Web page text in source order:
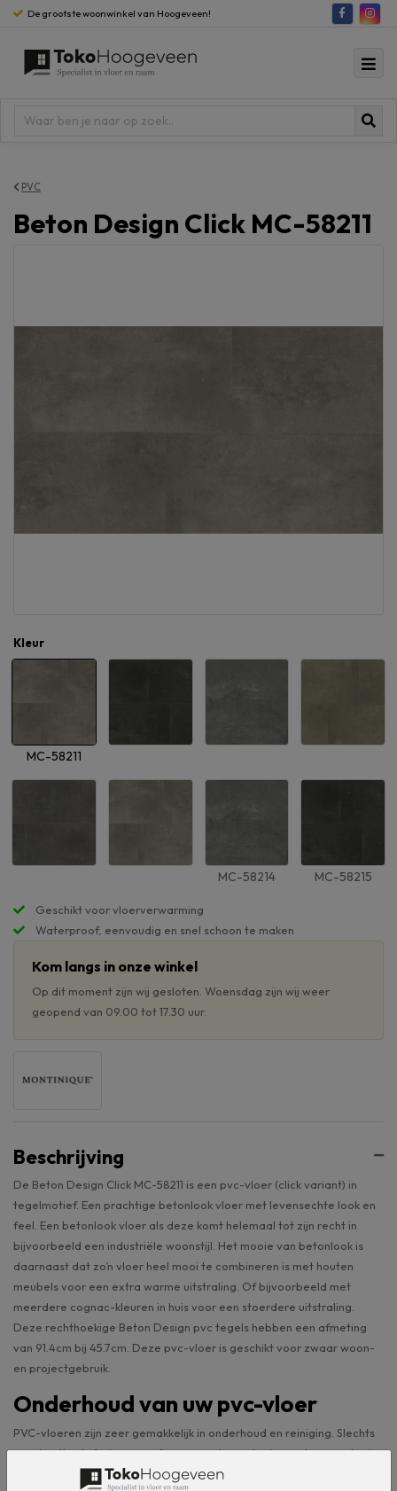
De grootste woonwinkel van Hoogeveen!
PVC
Beton Design Click MC-58211
Geschikt voor vloerverwarming
Waterproof, eenvoudig en snel schoon te maken
Kleur
MC-58211
MC-58214 MC-58215
Kom langs in onze winkel
Op dit moment zijn wij gesloten. Woensdag zijn wij weer
geopend van 09.00 tot 17.30 uur.
Beschrijving
De Beton Design Click MC-58211 is een pvc-vloer (click variant) in
tegelmotief. Een prachtige betonlook vloer met levensechte look en
feel. Een betonlook vloer als deze komt helemaal tot zijn recht in
bijvoorbeeld een industriële woonstijl. Het mooie van betonlook is
daarnaast dat zo’n vloer heel mooi te combineren is met houten
meubels voor een extra warme uitstraling. Of bijvoorbeeld met
meerdere cognac-kleuren in huis voor een stoerdere uitstraling.
Deze rechthoekige Beton Design pvc tegels hebben een afmeting
van 91.4cm bij 45.7cm. Deze pvc-vloer is geschikt voor zwaar woon-
en projectgebruik.
Onderhoud van uw pvc-vloer
PVC-vloeren zijn zeer gemakkelijk in onderhoud en reiniging. Slechts
regelmatig stofzuigen en afnemen met een doek en schoon water is
al meer dan voldoende. Voor hardnekkige vlekken of periodieke